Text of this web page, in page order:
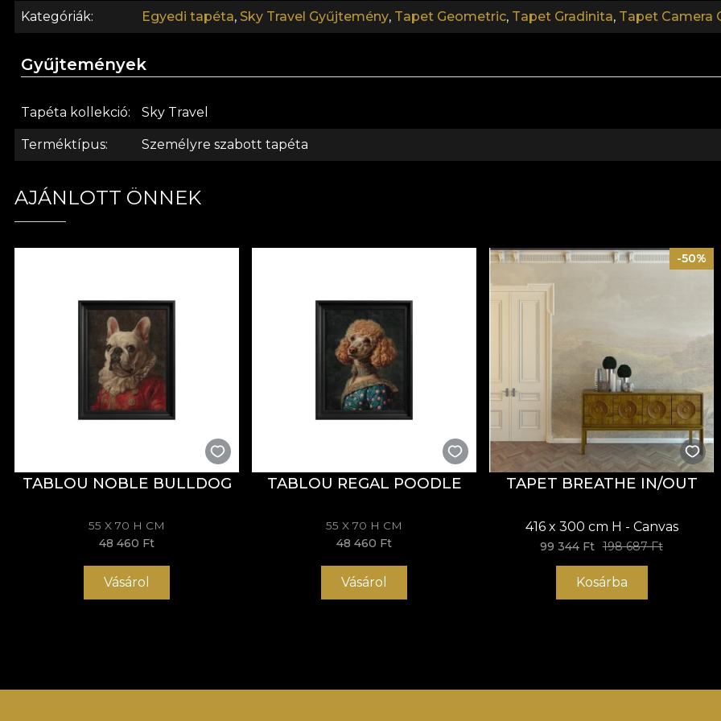
Kategóriák Egyedi tapéta, Sky Travel Gyűjtemény, Tapet Geometric, Tapet Gradinita, Tapet Camera
Gyűjtemények
Tapéta kollekció Sky Travel
Terméktípus Személyre szabott tapéta
AJÁNLOTT ÖNNEK
TABLOU NOBLE BULLDOG
55 X 70 H CM
48 460 Ft
Vásárol
TABLOU REGAL POODLE
55 X 70 H CM
48 460 Ft
Vásárol
-50%
TAPET BREATHE IN/OUT
416 x 300 cm H - Canvas
99 344 Ft 198 687 Ft
Kosárba